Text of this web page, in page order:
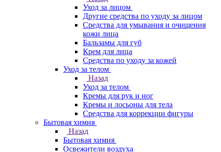
Уход за лицом
Другие средства по уходу за лицом
Средства для умывания и очищения
кожи лица
Бальзамы для губ
Крем для лица
Средства по уходу за кожей
Уход за телом
Назад
Уход за телом
Кремы для рук и ног
Кремы и лосьоны для тела
Средства для коррекции фигуры
Бытовая химия
Назад
Бытовая химия
Освежители воздуха